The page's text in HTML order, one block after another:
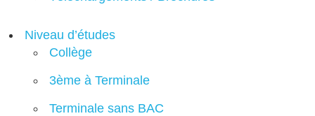
Niveau d’études
Collège
3ème à Terminale
Terminale sans BAC